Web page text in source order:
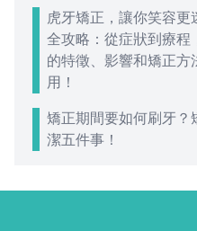
虎牙矯正，讓你笑容更
全攻略：從症狀到療程
的特徵、影響和矯正方
用！
矯正期間要如何刷牙？
潔五件事！